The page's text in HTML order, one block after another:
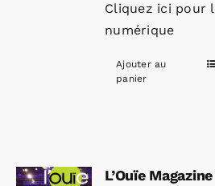
Cliquez ici pour
numérique
Ajouter au
panier
L’Ouïe